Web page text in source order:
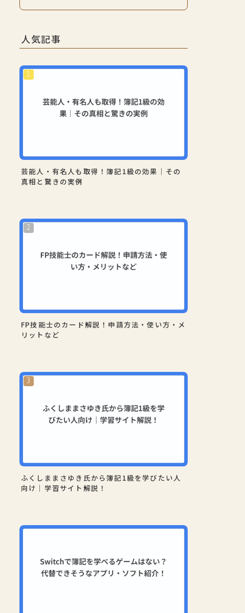
人気記事
芸能人・有名人も取得！簿記1級の効果｜その
真相と驚きの実例
FP技能士のカード解説！申請方法・使い方・メ
リットなど
ふくしままさゆき氏から簿記1級を学びたい人
向け｜学習サイト解説！